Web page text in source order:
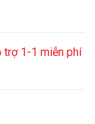
trợ 1-1 miễn phí